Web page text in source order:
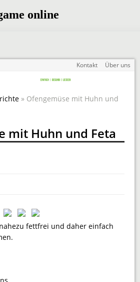
Kontakt Über uns
» Ofengemüse mit Huhn und
mit Huhn und Feta
fettfrei und daher einfach